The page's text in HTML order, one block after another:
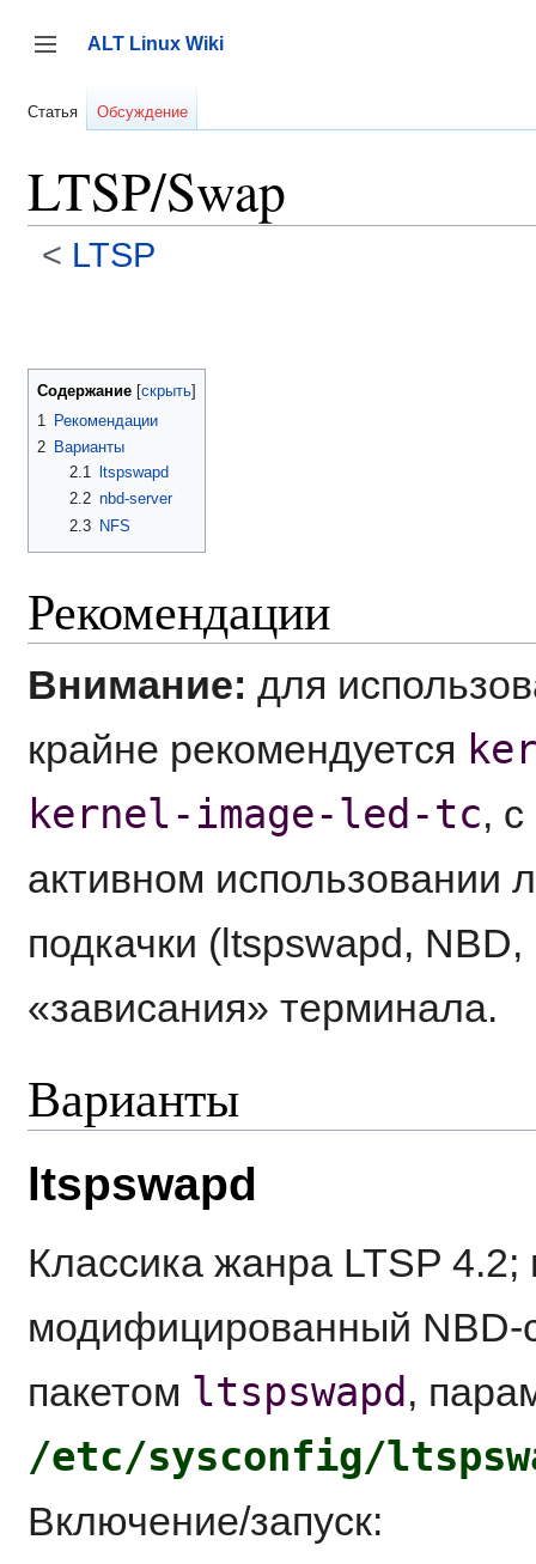
содержанию
Переключить боковую панель
ALT Linux Wiki
Статья Обсуждение
LTSP/Swap
< LTSP
Содержание
1
Рекомендации
2 Варианты
2.1
ltspswapd
2.2 nbd-server
2.3 NFS
Рекомендации
Внимание: для
крайне рекомендуется
kernel-image-led-tc,
активном использовании
подкачки (ltspswapd,
«зависания» терминала.
Варианты
ltspswapd
Классика жанра LTSP 4.2;
модифицированный NBD-
пакетом ltspswapd ,
/etc/sysconfig/
Включение/запуск: